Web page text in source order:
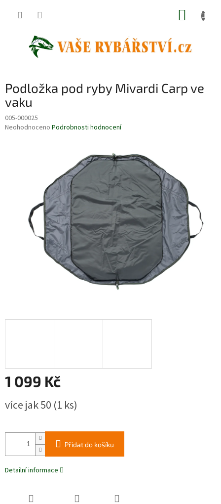
Podložka pod ryby Mivardi Carp ve
vaku
005-000025
Průměrné
Neohodnoceno Podrobnosti hodnocení
1 099 Kč
cena:
více jak 50 (1 ks)
Přidat do košíku
Detailní informace